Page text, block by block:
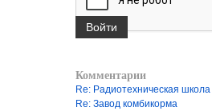
Комментарии
Re: Радиотехническая
Re: Завод комбикорма